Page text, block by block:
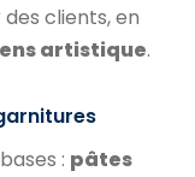
clients, en
artistique.
: pâtes